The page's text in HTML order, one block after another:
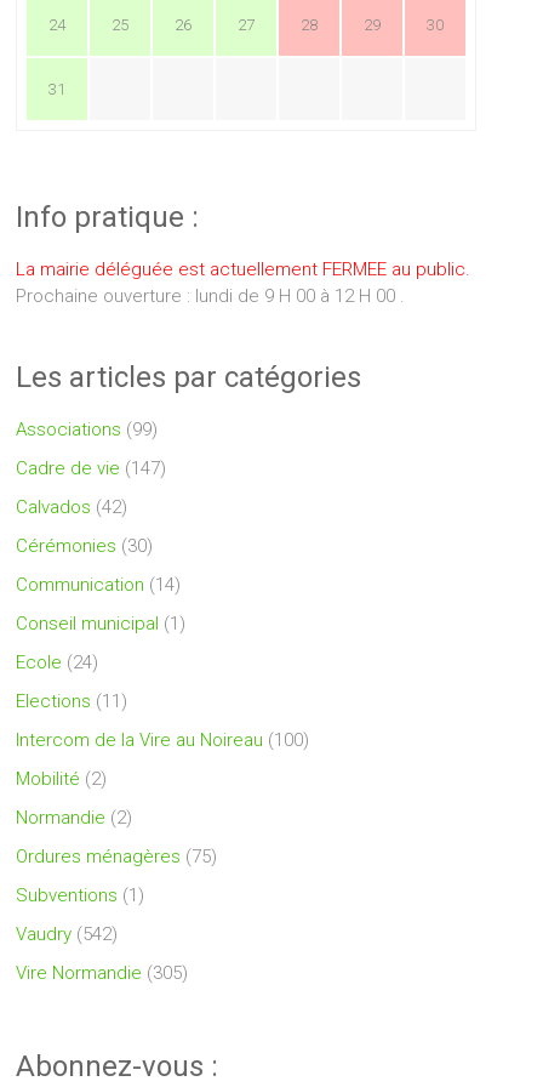
24 25 26 27 28 29 30
31
Info pratique :
La mairie déléguée est actuellement FERMEE au public.
Prochaine ouverture : lundi de 9 H 00 à 12 H 00 .
Les articles par catégories
Associations (99)
Cadre de vie (147)
Calvados (42)
Cérémonies (30)
Communication (14)
Conseil municipal (1)
Ecole (24)
Elections (11)
Intercom de la Vire au Noireau (100)
Mobilité (2)
Normandie (2)
Ordures ménagères (75)
Subventions (1)
Vaudry (542)
Vire Normandie (305)
Abonnez-vous :